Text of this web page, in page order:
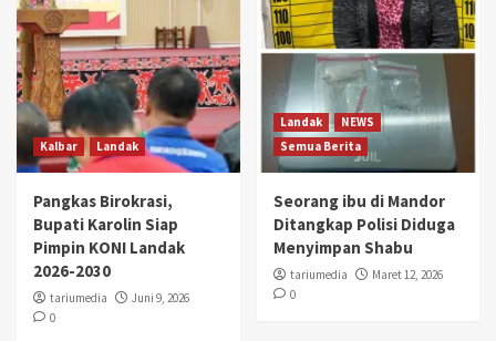
Kalbar Landak
Pangkas Birokrasi,
Bupati Karolin Siap
Pimpin KONI Landak
2026-2030
tariumedia
Juni 9, 2026
0
Landak
NEWS
Semua Berita
Seorang ibu di Mandor
Ditangkap Polisi Diduga
Menyimpan Shabu
tariumedia
Maret 12, 2026
0